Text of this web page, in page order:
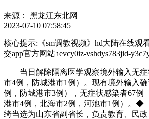
来源：
黑龙江东北网
2023-07-10 07:58:45
核心提示:《sm调教视频》hd大陆在线观
交app官方网站↑evcy0iz-vshdys783jid-
当日解除隔离医学观察境外输入无症
市4例，防城港市1例）。现有境外输入
例，防城港市3例），无症状感染者67例
港市4例，北海市2例，河池市1例）。
绮当选为山东省副省长，负责教育、民